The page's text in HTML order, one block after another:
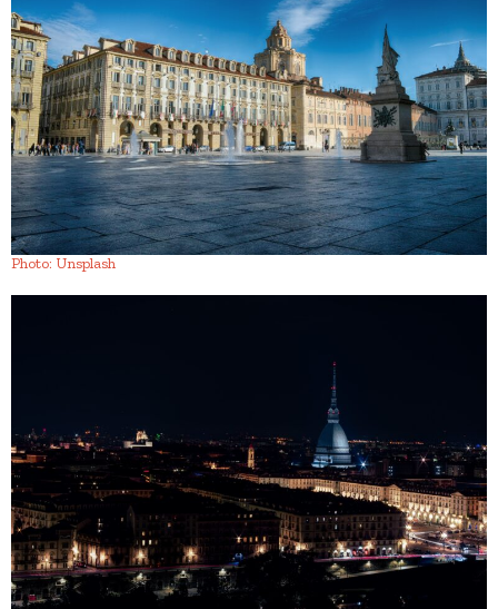
Photo: Unsplash